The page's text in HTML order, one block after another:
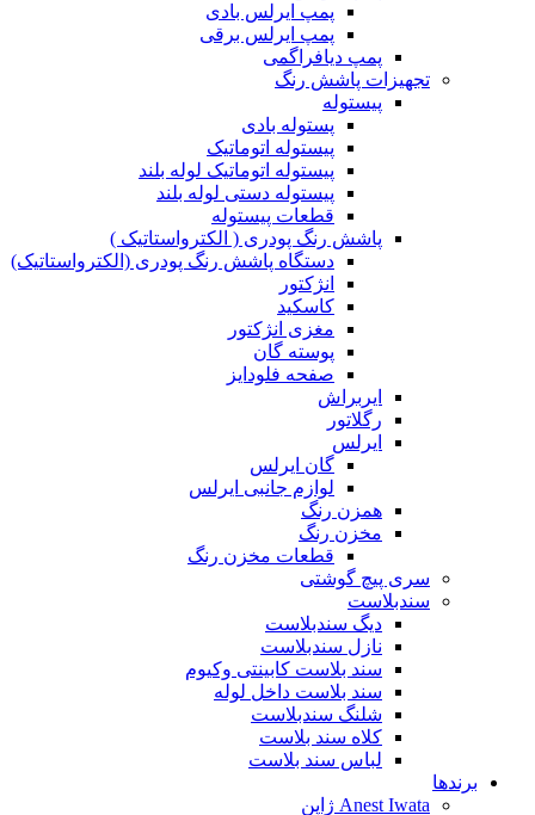
پمپ ایرلس بادی
پمپ ایرلس برقی
پمپ دیافراگمی
تجهیزات پاشش رنگ
پیستوله
پستوله بادی
پیستوله اتوماتیک
پیستوله اتوماتیک لوله بلند
پیستوله دستی لوله بلند
قطعات پیستوله
پاشش رنگ پودری ( الکترواستاتیک )
دستگاه پاشش رنگ پودری (الکترواستاتیک)
انژکتور
کاسکید
مغزی انژکتور
پوسته گان
صفحه فلودایز
ایربراش
رگلاتور
ایرلس
گان ایرلس
لوازم جانبی ایرلس
همزن رنگ
مخزن رنگ
قطعات مخزن رنگ
سری پیچ گوشتی
سندبلاست
دیگ سندبلاست
نازل سندبلاست
سند بلاست کابینتی وکیوم
سند بلاست داخل لوله
شلنگ سندبلاست
کلاه سند بلاست
لباس سند بلاست
برندها
Anest Iwata ژاپن